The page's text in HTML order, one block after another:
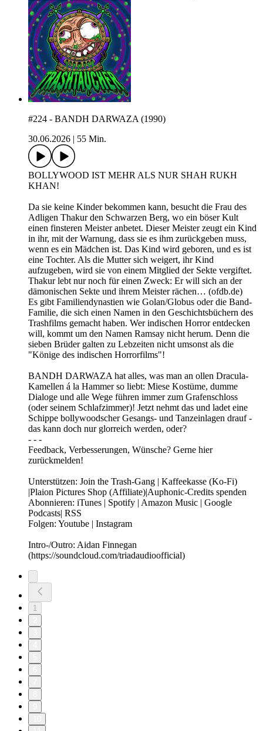
#224 - BANDH DARWAZA (1990)
30.06.2026
55 Min.
BOLLYWOOD IST MEHR ALS NUR SHAH RUKH
KHAN!
Da sie keine Kinder bekommen kann, besucht die Frau des
Adligen Thakur den Schwarzen Berg, wo ein böser Kult
einen finsteren Meister anbetet. Dieser Meister zeugt ein Kind
in ihr, mit der Warnung, dass sie es ihm zurückgeben muss,
wenn es ein Mädchen ist. Das Kind wird geboren, und es ist
eine Tochter. Als die Mutter sich weigert, ihr Kind
aufzugeben, wird sie von einem Mitglied der Sekte vergiftet.
Thakur lebt nur noch für einen Zweck: Er will sich an der
dämonischen Sekte und ihrem Meister rächen… (ofdb.de)
Es gibt Familiendynastien wie Golan/Globus oder die Band-
Familie, die sich einen Namen in den Geschichtsbüchern des
Trashfilms gemacht haben. Wer indischen Horror entdecken
will, kommt um den Namen Ramsay nicht herum. Denn die
sieben Brüder galten zu Lebzeiten nicht umsonst als die
"Könige des indischen Horrorfilms"!
BANDH DARWAZA hat alles, was man an ollen Dracula-
Kamellen á la Hammer so liebt: Miese Kostüme, dumme
Dialoge und alle Wege führen immer zum Grafenschloss
(oder seinem Schlafzimmer)! Jetzt nehmt das und ladet eine
Schippe bollywoodscher Gesangs- und Tanzeinlagen drauf -
das kann doch nur glorreich werden, oder?
- - -
Feedback, Verbesserungen, Wünsche? Gerne hier
zurückmelden!
Unterstützen: Join the Trash-Gang | Kaffeekasse (Ko-Fi)
|Plaion Pictures Shop (Affiliate)|Auphonic-Credits spenden
Abonnieren: iTunes | Spotify | Amazon Music | Google
Podcasts| RSS
Folgen: Youtube | Instagram
Intro-/Outro: Aidan Finnegan
(https://soundcloud.com/triadaudioofficial)
1